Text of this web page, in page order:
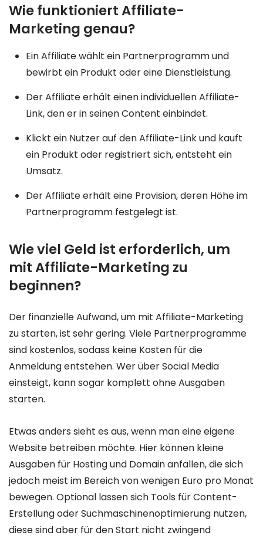
Wie funktioniert Affiliate-
Marketing genau?
Ein Affiliate wählt ein Partnerprogramm und
bewirbt ein Produkt oder eine Dienstleistung.
Der Affiliate erhält einen individuellen Affiliate-
Link, den er in seinen Content einbindet.
Klickt ein Nutzer auf den Affiliate-Link und kauft
ein Produkt oder registriert sich, entsteht ein
Umsatz.
Der Affiliate erhält eine Provision, deren Höhe im
Partnerprogramm festgelegt ist.
Wie viel Geld ist erforderlich, um
mit Affiliate-Marketing zu
beginnen?
Der finanzielle Aufwand, um mit Affiliate-Marketing
zu starten, ist sehr gering. Viele Partnerprogramme
sind kostenlos, sodass keine Kosten für die
Anmeldung entstehen. Wer über Social Media
einsteigt, kann sogar komplett ohne Ausgaben
starten.
Etwas anders sieht es aus, wenn man eine eigene
Website betreiben möchte. Hier können kleine
Ausgaben für Hosting und Domain anfallen, die sich
jedoch meist im Bereich von wenigen Euro pro Monat
bewegen. Optional lassen sich Tools für Content-
Erstellung oder Suchmaschinenoptimierung nutzen,
diese sind aber für den Start nicht zwingend